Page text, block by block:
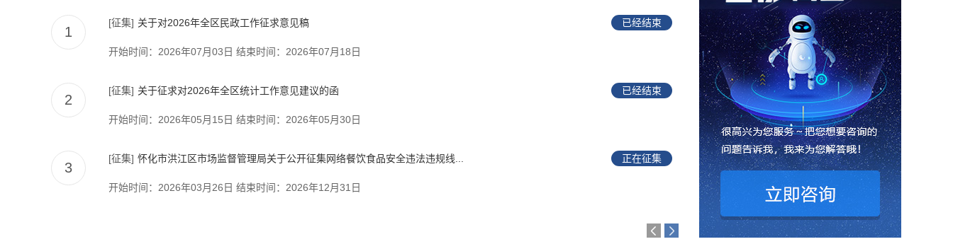
给洪江区交通运输局的建议
建议洪江区每年在春节年前举办美食节，带动消费
1
[征集] 关于对2026年全区民政工作征求意见稿
开始时间：2026年07月03日 结束时间：2026年07月18日
已经结束
2
[征集] 关于征求对2026年全区统计工作意见建议的函
开始时间：2026年05月15日 结束时间：2026年05月30日
已经结束
3
[征集] 怀化市洪江区市场监督管理局关于公开征集网络餐饮食品安全违法违规线...
开始时间：2026年03月26日 结束时间：2026年12月31日
正在征集
4
[调查] 洪江区农业生产与水利设施建设使用的
开始时间：2025年12月23日 结束时间：2026
5
[调查] 关于洪江区政务服务平台数字化转型的
开始时间：2025年11月10日 结束时间：2025
6
[调查] 关于提升洪江区政务服务中心服务效能
开始时间：2025年11月10日 结束时间：2025